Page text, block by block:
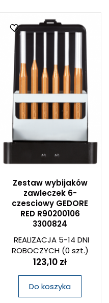
Zestaw wybijaków
zawleczek 6-
czesciowy GEDORE
RED R90200106
3300824
REALIZACJA 5-14 DNI
ROBOCZYCH(0 szt.)
123,10 zł
Do koszyka